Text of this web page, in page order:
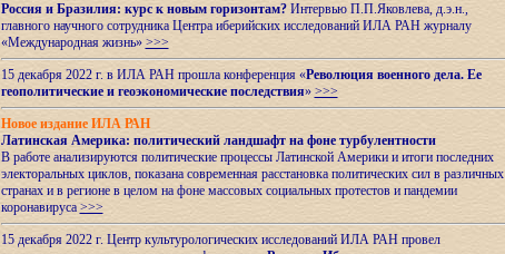
Россия и Бразилия: курс к новым горизонтам?Интервью П.П.Яковлева, д.э.н.,
главного научного сотрудника Центра иберийских исследований ИЛА РАН журналу
«Международная жизнь» >>>
15 декабря 2022 г. в ИЛА РАН прошла конференция «Революция военного дела. Ее
геополитические и геоэкономические последствия» >>>
Новое издание ИЛА РАН
Латинская Америка: политический ландшафт на фоне турбулентности
В работе анализируются политические процессы Латинской Америки и итоги последних
электоральных циклов, показана современная расстановка политических сил в различных
странах и в регионе в целом на фоне массовых социальных протестов и пандемии
коронавируса >>>
15 декабря 2022 г. Центр культурологических исследований ИЛА РАН провел